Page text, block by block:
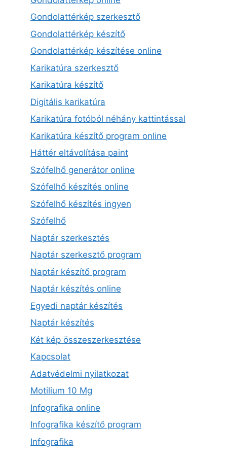
Gondolattérkép szerkesztő
Gondolattérkép készítő
Gondolattérkép készítése online
Karikatúra szerkesztő
Karikatúra készítő
Digitális karikatúra
Karikatúra fotóból néhány kattintással
Karikatúra készítő program online
Háttér eltávolítása paint
Szófelhő generátor online
Szófelhő készítés online
Szófelhő készítés ingyen
Szófelhő
Naptár szerkesztés
Naptár szerkesztő program
Naptár készítő program
Naptár készítés online
Egyedi naptár készítés
Naptár készítés
Két kép összeszerkesztése
Kapcsolat
Adatvédelmi nyilatkozat
Motilium 10 Mg
Infografika online
Infografika készítő program
Infografika